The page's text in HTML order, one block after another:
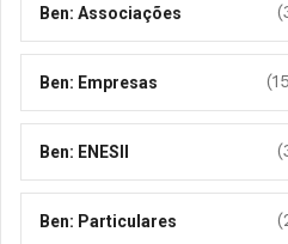
Ben: Associações
Ben: Empresas
Ben: ENESII
Ben: Particulares